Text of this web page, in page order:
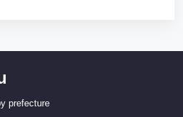
prefecture